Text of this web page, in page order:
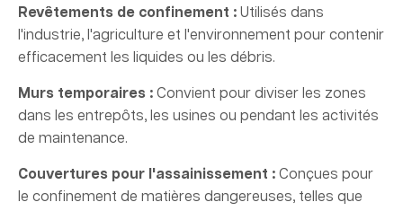
Revêtements de confinement : Utilisés dans
l'industrie, l'agriculture et l'environnement pour contenir
efficacement les liquides ou les débris.
Murs temporaires : Convient pour diviser les zones
dans les entrepôts, les usines ou pendant les activités
de maintenance.
Couvertures pour l'assainissement : Conçues pour
le confinement de matières dangereuses, telles que